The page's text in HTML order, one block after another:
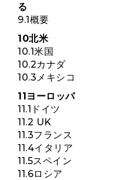
る
9.1概要
10北米
10.1米国
10.2カナダ
10.3メキシコ
11ヨーロッパ
11.1ドイツ
11.2 UK
11.3フランス
11.4イタリア
11.5スペイン
11.6ロシア